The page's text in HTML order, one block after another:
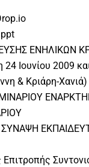
ΕΝΗΛΙΚΩΝ
24 Ιουνίου
& Κριάρη-Χανιά)
ΣΥΝΑΨΗ
Επιτροπής